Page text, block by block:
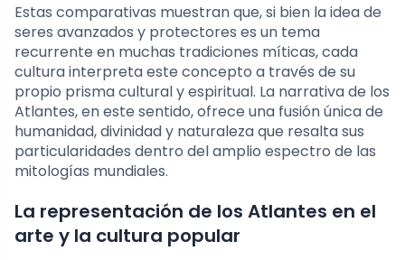
Estas comparativas muestran que, si bien la idea de
seres avanzados y protectores es un tema
recurrente en muchas tradiciones míticas, cada
cultura interpreta este concepto a través de su
propio prisma cultural y espiritual. La narrativa de los
Atlantes, en este sentido, ofrece una fusión única de
humanidad, divinidad y naturaleza que resalta sus
particularidades dentro del amplio espectro de las
mitologías mundiales.
La representación de los Atlantes en el
arte y la cultura popular